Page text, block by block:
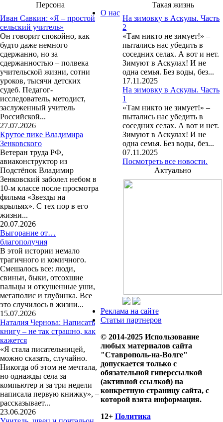
Персона
Иван Савкин: «Я – простой
сельский учитель»
Он говорит спокойно, как
будто даже немного
сдержанно, но за
сдержанностью – полвека
учительской жизни, сотни
уроков, тысячи детских
судеб. Педагог-
исследователь, методист,
заслуженный учитель
Российской...
27.07.2026
Крутое пике Владимира
Зенковского
Ветеран труда РФ,
авиаконструктор из
Подстёпок Владимир
Зенковский заболел небом в
10-м классе после просмотра
фильма «Звезды на
крыльях». С тех пор в его
жизни...
20.07.2026
Выгорание от…
благополучия
В этой истории немало
трагичного и комичного.
Смешалось все: люди,
свиньи, быки, отсохшие
пальцы и откушенные уши,
мегаполис и глубинка. Все
это случилось в жизни...
15.07.2026
Наталия Чернова: Написать
книгу – не так страшно, как
кажется
«Я стала писательницей,
можно сказать, случайно.
Никогда об этом не мечтала,
но однажды села за
компьютер и за три недели
написала первую книжку», –
рассказывает...
23.06.2026
Такая жизнь
На зимовку в Аскулы. Часть
2
«Там никто не зимует!» –
пытались нас убедить в
соседних селах. А вот и нет.
Зимуют в Аскулах! И не
одна семья. Без воды, без...
17.11.2025
На зимовку в Аскулы. Часть
1
«Там никто не зимует!» –
пытались нас убедить в
соседних селах. А вот и нет.
Зимуют в Аскулах! И не
одна семья. Без воды, без...
07.11.2025
Посмотреть все новости.
Актуально
О нас
Реклама на сайте
Статьи партнеров
© 2014-2025 Использование
любых материалов сайта
"Ставрополь-на-Волге"
допускается только с
обязательной гиперссылкой
(активной ссылкой) на
конкретную страницу сайта, с
которой взята информация.
12+ Политика